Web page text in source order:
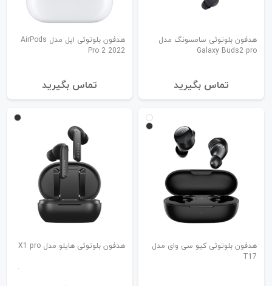
هدفون بلوتوثی سامسونگ مدل
Galaxy Buds2 pro
تماس بگیرید
هدفون بلوتوثی اپل مدل AirPods
Pro 2 2022
تماس بگیرید
هدفون بلوتوثی کیو سی وای مدل
T17
هدفون بلوتوثی هایلو مدل X1 pro